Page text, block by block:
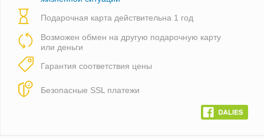
Подарочная карта действительна 1 год
Возможен обмен на другую подарочную карту
или деньги
Гарантия соответствия цены
Безопасные SSL платежи